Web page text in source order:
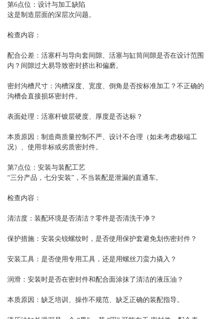
第6点位：设计与加工缺陷
这是制造层面的深层次问题。
检查内容：
配合公差：活塞杆与导向套间隙、活塞与缸筒间隙是否在设计范围
内？间隙过大易导致密封挤出和偏磨。
密封沟槽尺寸：沟槽深度、宽度、倒角是否按标准加工？不正确的
沟槽会直接损坏密封件。
表面处理：活塞杆镀层硬度、厚度是否达标？
本质原因：制造商质量控制不严、设计不合理（如未考虑极端工
况）、使用非标或劣质密封件。
第7点位：安装与装配工艺
“三分产品，七分安装”，不当装配是泄漏的直通车。
检查内容：
清洁度：装配环境是否清洁？零件是否清洗干净？
保护措施：安装尖锐螺纹时，是否使用保护套避免划伤密封件？
安装工具：是否使用专用工具，还是用螺丝刀蛮力撬入？
润滑：安装时是否在密封件和配合面涂抹了清洁的液压油？
本质原因：缺乏培训、操作不规范、缺乏正确的装配指导。